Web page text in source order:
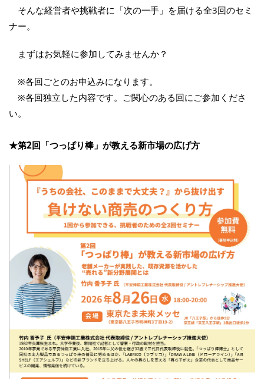
そんな経営者や挑戦者に「次の一手」を届ける全3回のセミ
ナー。
まずはお気軽に参加してみませんか？
※各回ごとのお申込みになります。
※各回独立した内容です。ご関心のある回にご参加くださ
い。
★第2回「つっぱり棒」が教える新市場の広げ方